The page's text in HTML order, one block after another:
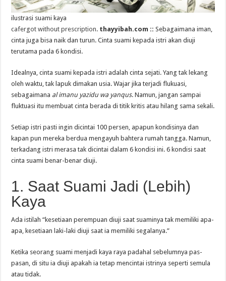
ilustrasi suami kaya
cafergot without prescription. thayyibah.com ::Sebagaimana iman,
cinta juga bisa naik dan turun. Cinta suami kepada istri akan diuji
terutama pada 6 kondisi.
Idealnya, cinta suami kepada istri adalah cinta sejati. Yang tak lekang
oleh waktu, tak lapuk dimakan usia. Wajar jika terjadi flukuasi,
sebagaimana al imanu yazidu wa yanqus. Namun, jangan sampai
fluktuasi itu membuat cinta berada di titik kritis atau hilang sama sekali.
Setiap istri pasti ingin dicintai 100 persen, apapun kondisinya dan
kapan pun mereka berdua mengayuh bahtera rumah tangga. Namun,
terkadang istri merasa tak dicintai dalam 6 kondisi ini. 6 kondisi saat
cinta suami benar-benar diuji.
1. Saat Suami Jadi (Lebih)
Kaya
Ada istilah “kesetiaan perempuan diuji saat suaminya tak memiliki apa-
apa, kesetiaan laki-laki diuji saat ia memiliki segalanya.”
Ketika seorang suami menjadi kaya raya padahal sebelumnya pas-
pasan, di situ ia diuji apakah ia tetap mencintai istrinya seperti semula
atau tidak.